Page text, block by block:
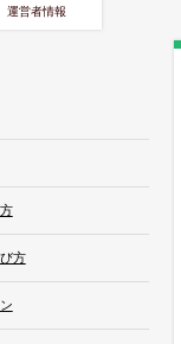
運営者情報
方